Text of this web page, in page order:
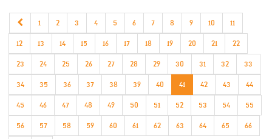
1 2 3 4 5 6 7 8 9 10
11
12
13 14 15 16 17 18 19 20 21
22
23
24 25 26 27 28 29 30 31 32
33
34
35 36 37 38 39 40 41 42 43
44
45
46 47 48 49 50 51 52 53 54
55
56
57 58 59 60 61 62 63 64 65
66